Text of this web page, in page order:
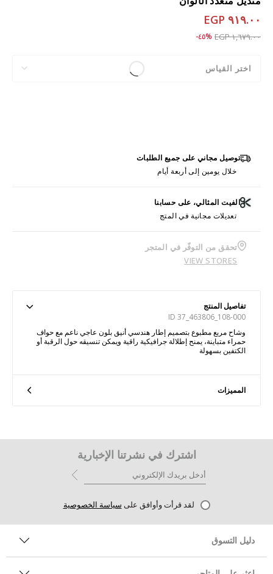
٩١٩.٠٠ EGP
Price reduced from
١,٦٧٩.٠٠ EGP to ٩١٩.٠٠ EGP%٤٥-
اختر القياس
توصيل مجاني على جميع الطلبات
خلال يومين إلى أربعة أيام
الفيت المثالي، على حسابنا
تعديلات مجانية في المتج
تحقق من التوفّر في المتجر
VIEW STORES
تفاصيل المنتج
ID 37_463806_108-000
وشاح مربع مطبوع بتصميم إطار هندسي أنيق بلون عاجي ناعم مع حواف
حمراء متباينة، يمنح إطلالة جرافيكية راقية ويمكن تنسيقه حول الرقبة أو
الكتفين بسهولة
المميزات
اشترك في نشرتنا الإخبارية
لقد قرأت وأوافق على سياسة الخصوصية
دليل التسوق